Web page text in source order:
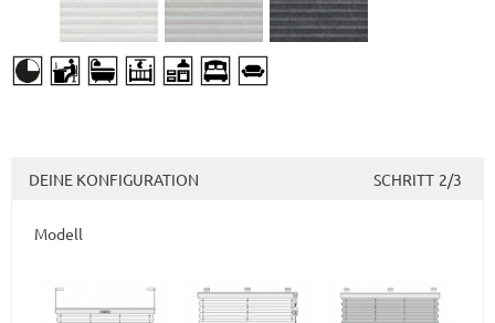
DEINE KONFIGURATION SCHRITT 2/3
Modell